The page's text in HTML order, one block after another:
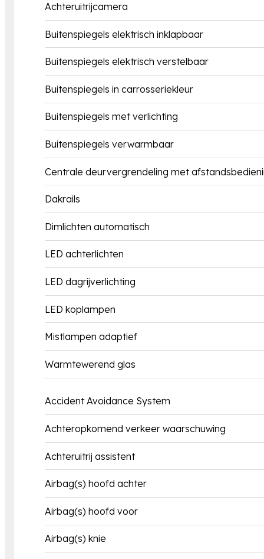
Achteruitrijcamera
Buitenspiegels elektrisch inklapbaar
Buitenspiegels elektrisch verstelbaar
Buitenspiegels in carrosseriekleur
Buitenspiegels met verlichting
Buitenspiegels verwarmbaar
Centrale deurvergrendeling met
Dakrails
Dimlichten automatisch
LED achterlichten
LED dagrijverlichting
LED koplampen
Mistlampen adaptief
Warmtewerend glas
Accident Avoidance System
Achteropkomend verkeer waarschuwing
Achteruitrij assistent
Airbag(s) hoofd achter
Airbag(s) hoofd voor
Airbag(s) knie